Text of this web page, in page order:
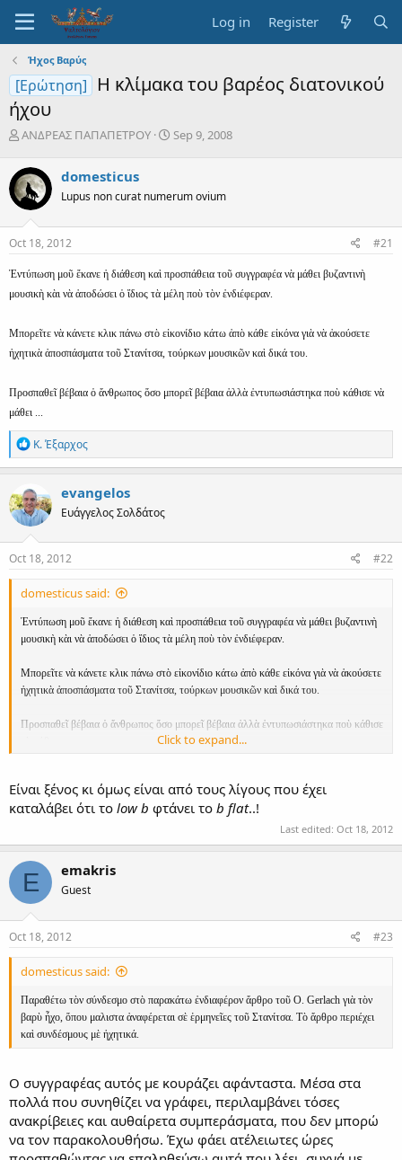
Log in Register
Ήχος Βαρύς
[Ερώτηση]
Η κλίμακα του βαρέος διατονικού
ήχου
T
r
e
a
d
s
t
r
t
r
ΑΝΔΡΕΑΣ ΠΑΠΑΠΕΤΡΟΥ
S
t
a
Sep 9, 2008
domesticus
Lupus non curat numerum ovium
Oct 18, 2012 #21
Ἐντύπωση μοῦ ἔκανε ἡ διάθεση καὶ προσπάθεια τοῦ συγγραφέα νὰ μάθει βυζαντινὴ
μουσικὴ κὰι νὰ ἀποδώσει ὁ ἴδιος τὰ μέλη ποὺ τὸν ἐνδιέφεραν.
Μπορεῖτε νὰ κάνετε κλικ πάνω στὸ εἰκονίδιο κάτω ἀπὸ κάθε εἰκόνα γιὰ νὰ ἀκούσετε
ἠχητικὰ ἀποσπάσματα τοῦ Στανίτσα, τούρκων μουσικῶν καὶ δικά του.
Προσπαθεῖ βέβαια ὁ ἄνθρωπος ὅσο μπορεῖ βέβαια ἀλλὰ ἐντυπωσιάστηκα ποὺ κάθισε νὰ
μάθει ...
R
e
a
t
i
o
n
s
Κ. Έξαρχος
evangelos
Ευάγγελος Σολδάτος
Oct 18, 2012 #22
domesticus said:
Ἐντύπωση μοῦ ἔκανε ἡ διάθεση καὶ προσπάθεια τοῦ συγγραφέα νὰ μάθει βυζαντινὴ
μουσικὴ κὰι νὰ ἀποδώσει ὁ ἴδιος τὰ μέλη ποὺ τὸν ἐνδιέφεραν.
Μπορεῖτε νὰ κάνετε κλικ πάνω στὸ εἰκονίδιο κάτω ἀπὸ κάθε εἰκόνα γιὰ νὰ ἀκούσετε
ἠχητικὰ ἀποσπάσματα τοῦ Στανίτσα, τούρκων μουσικῶν καὶ δικά του.
Προσπαθεῖ βέβαια ὁ ἄνθρωπος ὅσο μπορεῖ βέβαια ἀλλὰ ἐντυπωσιάστηκα ποὺ κάθισε
Click to expand...
Είναι ξένος κι όμως είναι από τους λίγους που έχει
καταλάβει ότι το low b φτάνει το b flat..!
Last edited: Oct 18, 2012
E emakris
Guest
Oct 18, 2012 #23
domesticus said:
Παραθέτω τὸν σύνδεσμο στὸ παρακάτω ἐνδιαφέρον ἄρθρο τοῦ O. Gerlach γιὰ τὸν
βαρὺ ἦχο, ὅπου μαλιστα ἀναφέρεται σὲ ἑρμηνεῖες τοῦ Στανίτσα. Τὸ ἄρθρο περιέχει
καὶ συνδέσμους μὲ ἠχητικά.
Ο συγγραφέας αυτός με κουράζει αφάνταστα. Μέσα στα
πολλά που συνηθίζει να γράφει, περιλαμβάνει τόσες
ανακρίβειες και αυθαίρετα συμπεράσματα, που δεν μπορώ
να τον παρακολουθήσω. Έχω φάει ατέλειωτες ώρες